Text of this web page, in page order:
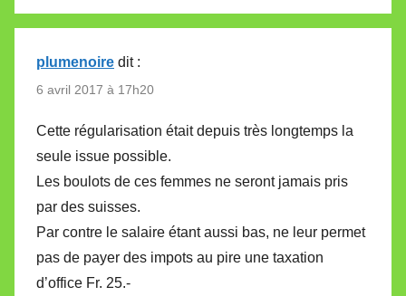
plumenoire dit :
6 avril 2017 à 17h20
Cette régularisation était depuis très longtemps la
seule issue possible.
Les boulots de ces femmes ne seront jamais pris
par des suisses.
Par contre le salaire étant aussi bas, ne leur permet
pas de payer des impots au pire une taxation
d’office Fr. 25.-